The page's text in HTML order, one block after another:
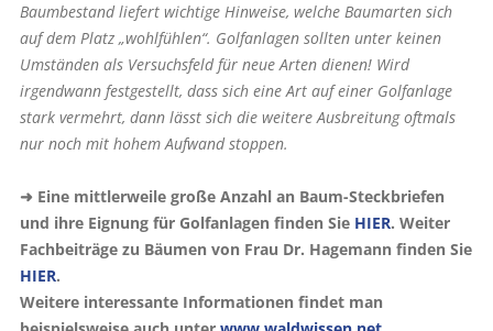
Baumbestand liefert wichtige Hinweise, welche Baumarten sich
auf dem Platz „wohlfühlen“. Golfanlagen sollten unter keinen
Umständen als Versuchsfeld für neue Arten dienen! Wird
irgendwann festgestellt, dass sich eine Art auf einer Golfanlage
stark vermehrt, dann lässt sich die weitere Ausbreitung oftmals
nur noch mit hohem Aufwand stoppen.
➜ Eine mittlerweile große Anzahl an Baum-Steckbriefen
und ihre Eignung für Golfanlagen finden Sie HIER. Weiter
Fachbeiträge zu Bäumen von Frau Dr. Hagemann finden Sie
HIER.
Weitere interessante Informationen findet man